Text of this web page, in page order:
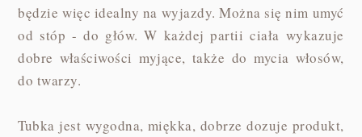
będzie więc idealny na wyjazdy. Można się nim umyć
od stóp - do głów. W każdej partii ciała wykazuje
dobre właściwości myjące, także do mycia włosów,
do twarzy.
Tubka jest wygodna, miękka, dobrze dozuje produkt,